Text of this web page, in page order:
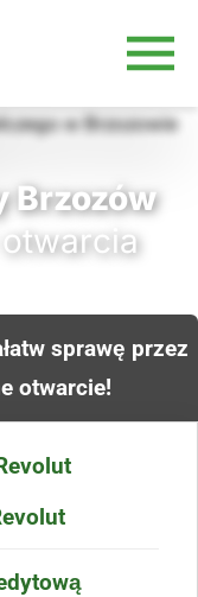
Brzozów
sprawę przez
otwarcie!